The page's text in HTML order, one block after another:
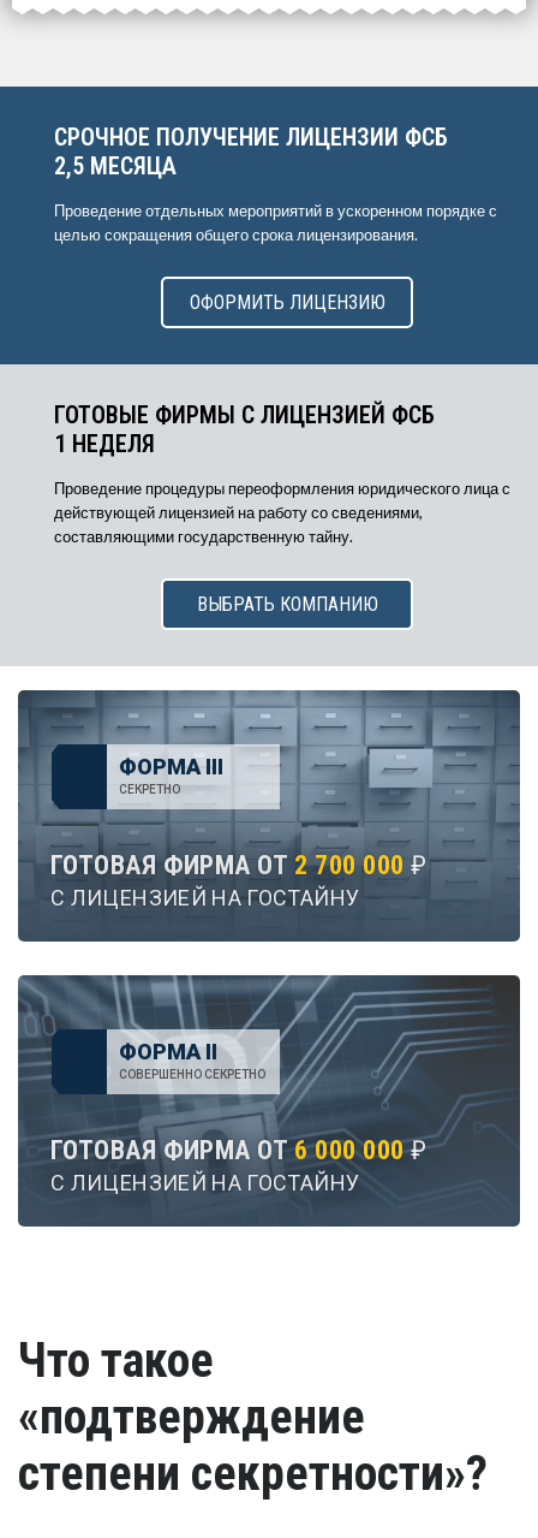
СРОЧНОЕ ПОЛУЧЕНИЕ ЛИЦЕНЗИИ ФСБ
2,5 МЕСЯЦА
Проведение отдельных мероприятий в ускоренном порядке с
целью сокращения общего срока лицензирования.
ОФОРМИТЬ ЛИЦЕНЗИЮ
ГОТОВЫЕ ФИРМЫ С ЛИЦЕНЗИЕЙ ФСБ
1 НЕДЕЛЯ
Проведение процедуры переоформления юридического лица с
действующей лицензией на работу со сведениями,
составляющими государственную тайну.
ВЫБРАТЬ КОМПАНИЮ
ФОРМА III
СЕКРЕТНО
ГОТОВАЯ ФИРМА ОТ 2 700 000 ₽
С ЛИЦЕНЗИЕЙ НА ГОСТАЙНУ
ФОРМА II
СОВЕРШЕННО СЕКРЕТНО
ГОТОВАЯ ФИРМА ОТ6 000 000 ₽
С ЛИЦЕНЗИЕЙ НА ГОСТАЙНУ
Что такое
«подтверждение
степени секретности»?